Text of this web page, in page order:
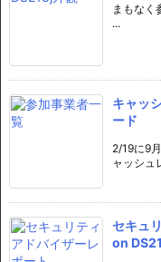
まもな
...
キャッ
ード
2/19に9
ャッシュ
セキュ
on